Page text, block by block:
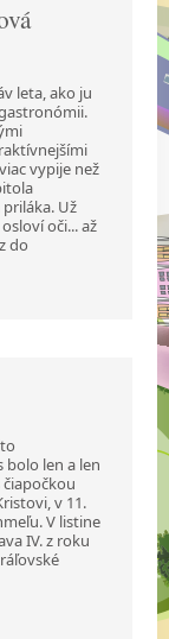
leta, ako ju
vypije než
Už
oči... až
do
bolo len a len
v 11.
V listine
IV. z roku